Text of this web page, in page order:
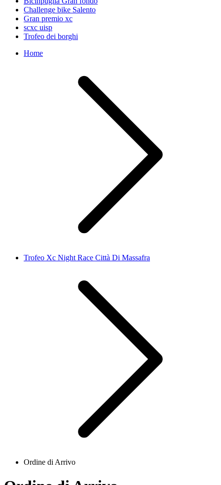
Challenge bike Salento
Gran premio xc
scxc uisp
Trofeo dei borghi
Home
Trofeo Xc Night Race Città Di Massafra
Ordine di Arrivo